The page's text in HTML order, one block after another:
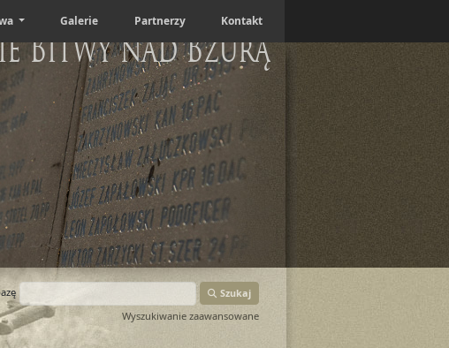
Galerie Partnerzy Kontakt
Bitwy nad Bzurą
Szukaj
Wyszukiwanie zaawansowane